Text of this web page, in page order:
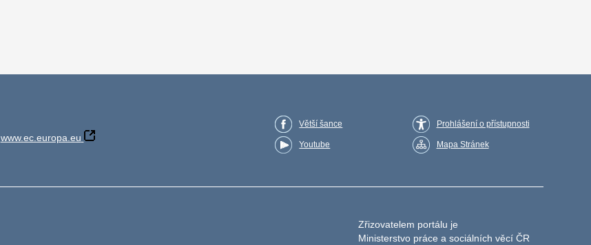
www.ec.europa.eu
Větší šance
Youtube
Prohlášení o přístupnosti
Mapa Stránek
Zřizovatelem portálu je
Ministerstvo práce a sociálních věcí ČR